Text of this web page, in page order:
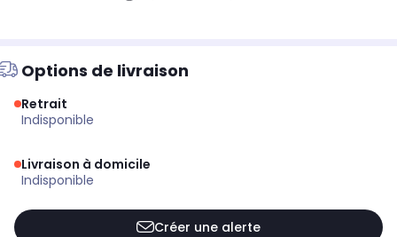
Options de livraison
Retrait
indisponible
Livraison à domicile
indisponible
Créer une alerte